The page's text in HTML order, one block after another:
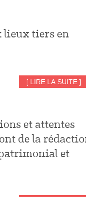
lieux tiers en
[ LIRE LA SUITE ]
et attentes
de la
et